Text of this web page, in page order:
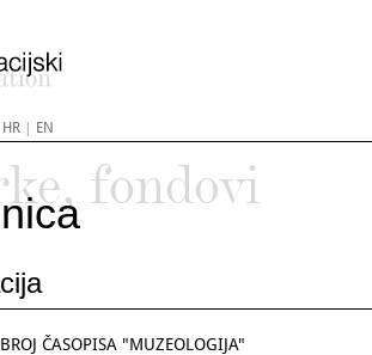
HR| EN
fondovi
BROJ ČASOPISA "MUZEOLOGIJA"